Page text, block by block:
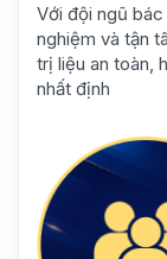
Với đội ngũ
nghiệm và tận
trị liệu an toàn,
nhất định